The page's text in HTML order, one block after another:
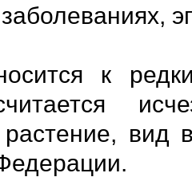
к
вид